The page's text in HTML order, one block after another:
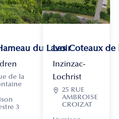
du Lavoir
de la
3
Les Coteaux
Inzinzac-
Lochrist
 25 RUE
AMBROISE
CROIZAT